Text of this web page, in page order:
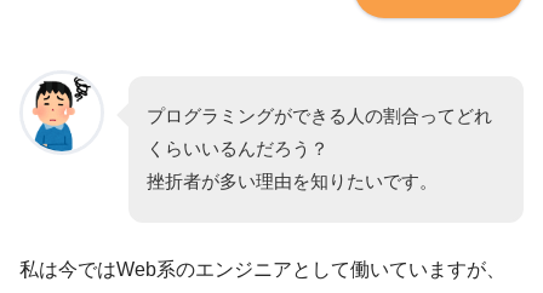
プログラミングができる人の割合ってどれ
くらいいるんだろう？
挫折者が多い理由を知りたいです。
私は今ではWeb系のエンジニアとして働いていますが、